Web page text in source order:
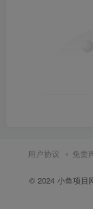
用户协议 免责
© 2024 小鱼项目